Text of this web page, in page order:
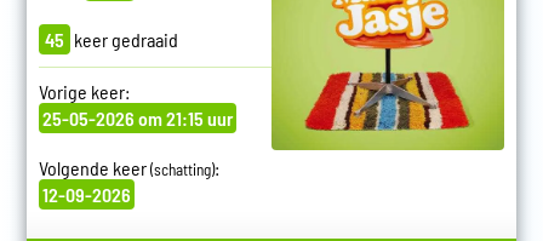
45 keer gedraaid
Vorige keer:
25-05-2026 om 21:15 uur
Volgende keer(schatting):
12-09-2026